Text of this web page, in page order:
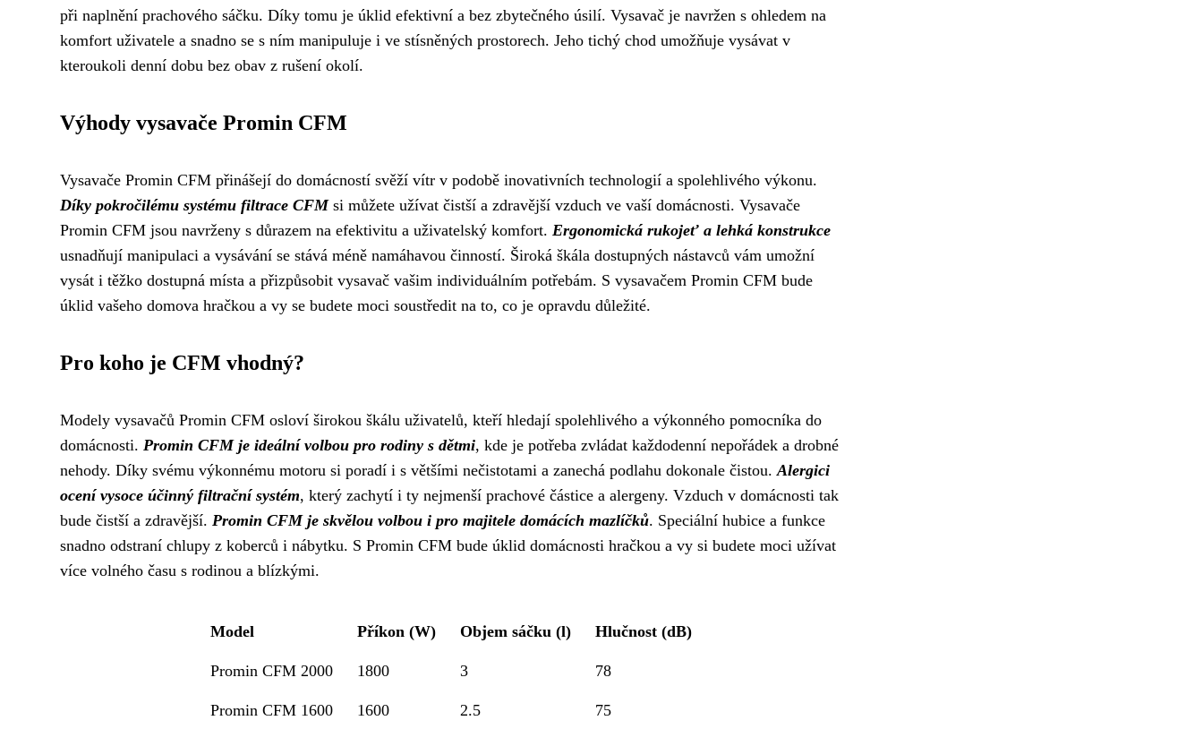
při naplnění prachového sáčku. Díky tomu je úklid efektivní a bez zbytečného úsilí. Vysavač je navržen s ohledem na
komfort uživatele a snadno se s ním manipuluje i ve stísněných prostorech. Jeho tichý chod umožňuje vysávat v
kteroukoli denní dobu bez obav z rušení okolí.
Výhody vysavače Promin CFM
Vysavače Promin CFM přinášejí do domácností svěží vítr v podobě inovativních technologií a spolehlivého výkonu.
Díky pokročilému systému filtrace CFMsi můžete užívat čistší a zdravější vzduch ve vaší domácnosti. Vysavače
Promin CFM jsou navrženy s důrazem na efektivitu a uživatelský komfort. Ergonomická rukojeť a lehká konstrukce
usnadňují manipulaci a vysávání se stává méně namáhavou činností. Široká škála dostupných nástavců vám umožní
vysát i těžko dostupná místa a přizpůsobit vysavač vašim individuálním potřebám. S vysavačem Promin CFM bude
úklid vašeho domova hračkou a vy se budete moci soustředit na to, co je opravdu důležité.
Pro koho je CFM vhodný?
Modely vysavačů Promin CFM osloví širokou škálu uživatelů, kteří hledají spolehlivého a výkonného pomocníka do
domácnosti. Promin CFM je ideální volbou pro rodiny s dětmi, kde je potřeba zvládat každodenní nepořádek a drobné
nehody. Díky svému výkonnému motoru si poradí i s většími nečistotami a zanechá podlahu dokonale čistou.Alergici
ocení vysoce účinný filtrační systém, který zachytí i ty nejmenší prachové částice a alergeny. Vzduch v domácnosti tak
bude čistší a zdravější. Promin CFM je skvělou volbou i pro majitele domácích mazlíčků. Speciální hubice a funkce
snadno odstraní chlupy z koberců i nábytku. S Promin CFM bude úklid domácnosti hračkou a vy si budete moci užívat
více volného času s rodinou a blízkými.
Model Příkon (W) Objem sáčku (l) Hlučnost (dB)
Promin CFM 2000 1800 3 78
Promin CFM 1600 1600 2.5 75